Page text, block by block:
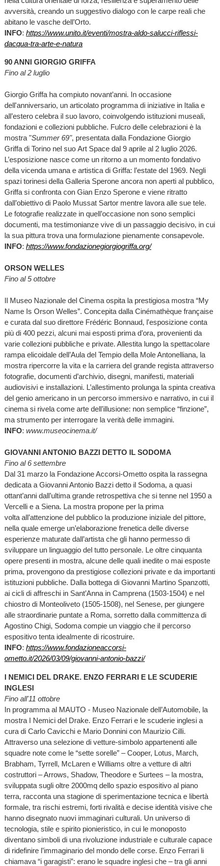
avversità, creando un suggestivo dialogo con le carpe reali che
abitano le vasche dell’Orto.
INFO: https://www.unito.it/eventi/mostra-aldo-salucci-riflessi-
dacqua-tra-arte-e-natura
90 ANNI GIORGIO GRIFFA
Fino al 2 luglio
Giorgio Griffa ha compiuto novant’anni. In occasione
dell'anniversario, un articolato programma di iniziative in Italia e
all’estero celebra il suo lavoro, coinvolgendo istituzioni museali,
fondazioni e collezioni pubbliche. Fulcro delle celebrazioni è la
mostra "Summer 69", presentata dalla Fondazione Giorgio
Griffa di Torino nel suo Art Space dal 9 aprile al 2 luglio 2026.
L’esposizione nasce come un ritorno a un momento fondativo
della vicenda umana e artistica di Griffa: l’estate del 1969. Negli
spazi torinesi della Galleria Sperone ancora non aperti al pubblico,
Griffa si confronta con Gian Enzo Sperone e viene ritratto
dall’obiettivo di Paolo Mussat Sartor mentre lavora alle sue tele.
Le fotografie realizzate in quell’occasione non sono semplici
documenti, ma testimonianze vive di un passaggio decisivo, in cui
la sua pittura trova una formulazione pienamente consapevole.
INFO: https://www.fondazionegiorgiogriffa.org/
ORSON WELLES
Fino al 5 ottobre
Il Museo Nazionale del Cinema ospita la prestigiosa mostra “My
Name Is Orson Welles”. Concepita dalla Cinémathèque française
e curata dal suo direttore Frédéric Bonnaud, l'esposizione conta
più di 400 pezzi, alcuni mai esposti prima d’ora, provenienti da
varie collezioni pubbliche e private. Allestita lungo la spettacolare
rampa elicoidale dell’Aula del Tempio della Mole Antonelliana, la
mostra ripercorre la vita e la carriera del grande regista attraverso
fotografie, documenti d’archivio, disegni, manifesti, materiali
audiovisivi e installazioni. L’allestimento prolunga la spinta creativa
del genio americano in un percorso immersivo e narrativo, in cui il
cinema si rivela come arte dell’illusione: non semplice “finzione”,
ma strumento per interrogare la verità delle immagini.
INFO: www.museocinema.it/
GIOVANNI ANTONIO BAZZI DETTO IL SODOMA
Fino al 6 settembre
Dal 31 marzo la Fondazione Accorsi-Ometto ospita la rassegna
dedicata a Giovanni Antonio Bazzi detto il Sodoma, a quasi
ottant’anni dall’ultima grande retrospettiva che si tenne nel 1950 a
Vercelli e a Siena. La mostra propone per la prima
volta all’attenzione del pubblico la produzione iniziale del pittore,
nella quale emerge un’elaborazione frenetica delle diverse
esperienze maturate dall’artista che gli hanno permesso di
sviluppare un linguaggio del tutto personale. Le oltre cinquanta
opere presenti in mostra, alcune delle quali inedite o mai esposte
prima, provengono da prestigiose collezioni private e da importanti
istituzioni pubbliche. Dalla bottega di Giovanni Martino Spanzotti,
ai cicli di affreschi in Sant’Anna in Camprena (1503-1504) e nel
chiostro di Monteoliveto (1505-1508), nel Senese, per giungere
alle straordinarie puntate a Roma, sorretto dalla committenza di
Agostino Chigi, Sodoma compie un viaggio che il percorso
espositivo tenta idealmente di ricostruire.
INFO: https://www.fondazioneaccorsi-
ometto.it/2026/03/09/giovanni-antonio-bazzi/
I NEMICI DEL DRAKE. ENZO FERRARI E LE SCUDERIE
INGLESI
Fino all'11 ottobre
In programma al MAUTO - Museo Nazionale dell’Automobile, la
mostra I Nemici del Drake. Enzo Ferrari e le scuderie inglesi a
cura di Carlo Cavicchi e Mario Donnini con Maurizio Cilli.
Attraverso una selezione di vetture-simbolo appartenenti alle
squadre note come le “sette sorelle” – Cooper, Lotus, March,
Brabham, Tyrrell, McLaren e Williams oltre a vetture di altri
costruttori – Arrows, Shadow, Theodore e Surtees – la mostra,
sviluppata sugli oltre 2000mq dello spazio espositivo al piano
terra, racconta una stagione di sperimentazione tecnica e libertà
formale, tra rischi estremi, forti rivalità e decise identità visive che
hanno disegnato nuovi immaginari culturali. Un universo di
tecnologia, stile e spirito pionieristico, in cui le monoposto
diventano simboli di una rivoluzione industriale e culturale capace
di ridefinire l’immaginario del mondo delle corse. Enzo Ferrari li
chiamava “i garagisti”: erano le squadre inglesi che – tra gli anni